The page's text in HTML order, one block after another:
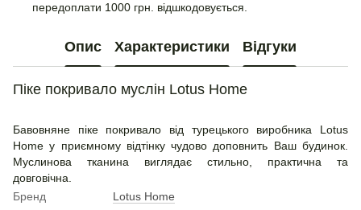
передоплати 1000 грн. відшкодовується.
Опис Характеристики Відгуки
Піке покривало муслін Lotus Home
Бавовняне піке покривало від турецького виробника Lotus
Home у приємному відтінку чудово доповнить Ваш будинок.
Муслинова тканина виглядає стильно, практична та
довговічна.
Бренд
Lotus Home